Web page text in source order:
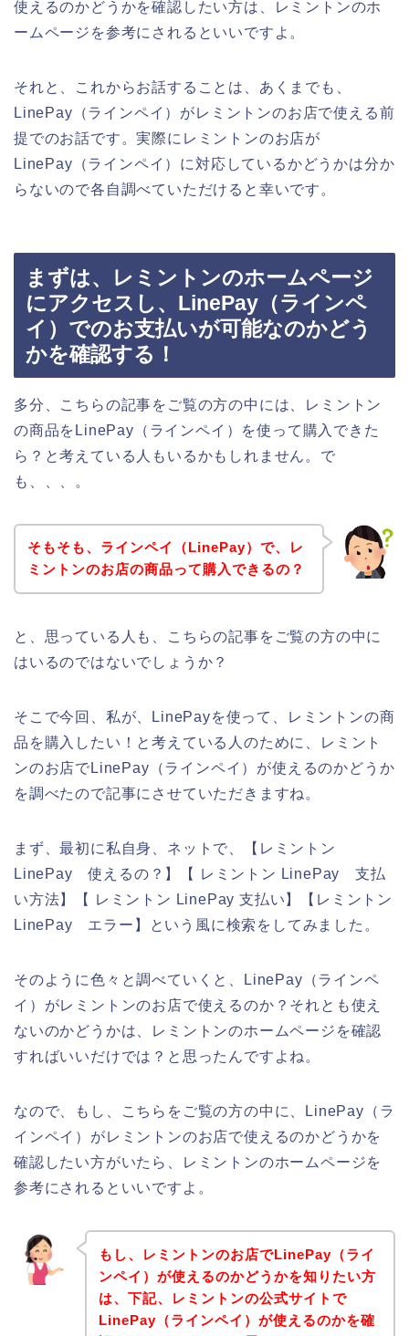
使えるのかどうかを確認したい方は、レミントンのホ
ームページを参考にされるといいですよ。
それと、これからお話することは、あくまでも、
LinePay（ラインペイ）がレミントンのお店で使える前
提でのお話です。実際にレミントンのお店が
LinePay（ラインペイ）に対応しているかどうかは分か
らないので各自調べていただけると幸いです。
まずは、レミントンのホームページ
にアクセスし、LinePay（ラインペ
イ）でのお支払いが可能なのかどう
かを確認する！
多分、こちらの記事をご覧の方の中には、レミントン
の商品をLinePay（ラインペイ）を使って購入できた
ら？と考えている人もいるかもしれません。で
も、、、。
そもそも、ラインペイ（LinePay）で、レ
ミントンのお店の商品って購入できるの？
と、思っている人も、こちらの記事をご覧の方の中に
はいるのではないでしょうか？
そこで今回、私が、LinePayを使って、レミントンの商
品を購入したい！と考えている人のために、レミント
ンのお店でLinePay（ラインペイ）が使えるのかどうか
を調べたので記事にさせていただきますね。
まず、最初に私自身、ネットで、【レミントン
LinePay 使えるの？】【 レミントン LinePay 支払
い方法】【 レミントン LinePay 支払い】【レミントン
LinePay エラー】という風に検索をしてみました。
そのように色々と調べていくと、LinePay（ラインペ
イ）がレミントンのお店で使えるのか？それとも使え
ないのかどうかは、レミントンのホームページを確認
すればいいだけでは？と思ったんですよね。
なので、もし、こちらをご覧の方の中に、LinePay（ラ
インペイ）がレミントンのお店で使えるのかどうかを
確認したい方がいたら、レミントンのホームページを
参考にされるといいですよ。
もし、レミントンのお店でLinePay（ライ
ンペイ）が使えるのかどうかを知りたい方
は、下記、レミントンの公式サイトで
LinePay（ラインペイ）が使えるのかを確